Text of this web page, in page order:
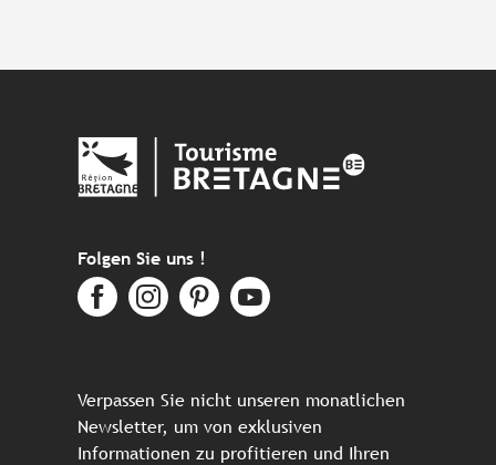
Folgen Sie uns !
Verpassen Sie nicht unseren monatlichen
Newsletter, um von exklusiven
Informationen zu profitieren und Ihren